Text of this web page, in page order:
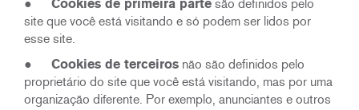
● Cookies de primeira parte são definidos pelo
site que você está visitando e só podem ser lidos por
esse site.
● Cookies de terceiros não são definidos pelo
proprietário do site que você está visitando, mas por uma
organização diferente. Por exemplo, anunciantes e outros